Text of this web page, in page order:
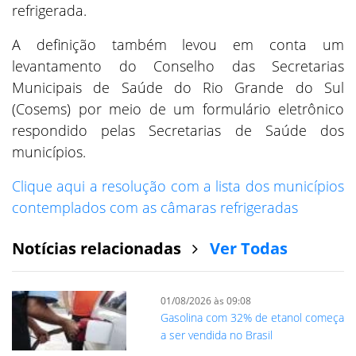
refrigerada.
A definição também levou em conta um
levantamento do Conselho das Secretarias
Municipais de Saúde do Rio Grande do Sul
(Cosems) por meio de um formulário eletrônico
respondido pelas Secretarias de Saúde dos
municípios.
Clique aqui a resolução com a lista dos municípios
contemplados com as câmaras refrigeradas
Notícias relacionadas Ver Todas
01/08/2026 às 09:08
Gasolina com 32% de etanol começa
a ser vendida no Brasil